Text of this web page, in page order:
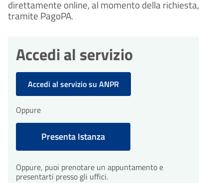
direttamente online, al momento della richiesta,
tramite PagoPA.
Accedi al servizio
Accedi al servizio su ANPR
Oppure
Presenta Istanza
Oppure, puoi prenotare un appuntamento e
presentarti presso gli uffici.